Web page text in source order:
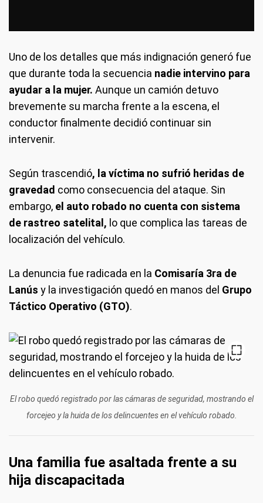
Uno de los detalles que más indignación generó fue
que durante toda la secuencia nadie intervino para
ayudar a la mujer. Aunque un camión detuvo
brevemente su marcha frente a la escena, el
conductor finalmente decidió continuar sin
intervenir.
Según trascendió, la víctima no sufrió heridas de
gravedad como consecuencia del ataque. Sin
embargo, el auto robado no cuenta con sistema
de rastreo satelital, lo que complica las tareas de
localización del vehículo.
La denuncia fue radicada en la Comisaría 3ra de
Lanús y la investigación quedó en manos del Grupo
Táctico Operativo (GTO).
El robo quedó registrado por las cámaras de seguridad, mostrando el
forcejeo y la huida de los delincuentes en el vehículo robado.
Una familia fue asaltada frente a su
hija discapacitada